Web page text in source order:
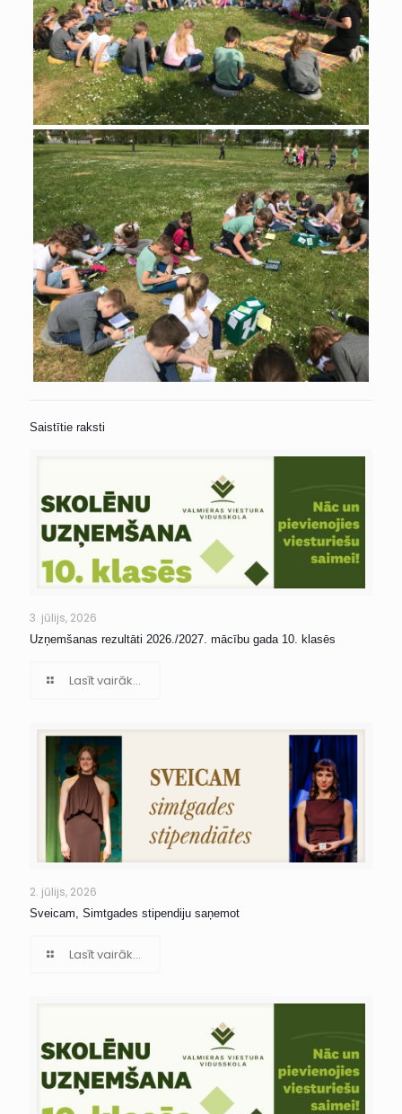
Saistītie raksti
3. jūlijs, 2026
Uzņemšanas rezultāti 2026./2027. mācību gada 10. klasēs
Lasīt vairāk...
2. jūlijs, 2026
Sveicam, Simtgades stipendiju saņemot
Lasīt vairāk...